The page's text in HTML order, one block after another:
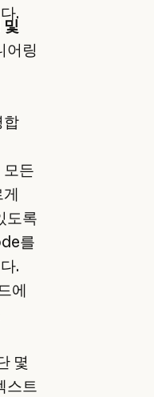
.
어링
합
모든
도록
를
.
에
몇
스트